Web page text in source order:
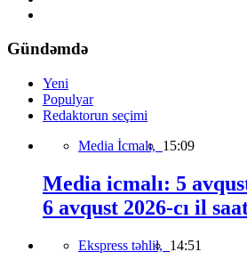
Gündəmdə
Yeni
Populyar
Redaktorun seçimi
Media İcmalı, 15:09
Media icmalı: 5
6 avqust 2026-cı il
Ekspress təhlil, 14:51